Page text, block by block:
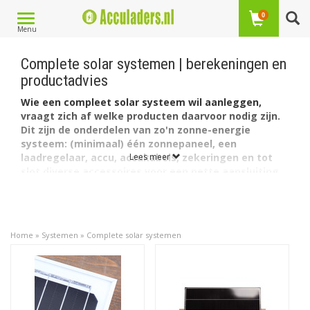
Toggle
navigation
Menu
0
Complete solar systemen | berekeningen en
productadvies
Wie een compleet solar systeem wil aanleggen,
vraagt zich af welke producten daarvoor nodig zijn.
Dit zijn de onderdelen van zo'n zonne-energie
systeem: (minimaal) één zonnepaneel, een
laadregelaar, accu, accukabels, zekeringen en tot
gebaseerd op de gewenste solar capaciteit. Kies het
voorbeeld dat het meest lijkt op uw eigen situatie en
wensen met betrekking tot het zelf aanleggen van
een solar systeem. En vindt een passend
productadvies op basis van nader toegelichte
Lees meer
Home » Systemen » Complete solar systemen